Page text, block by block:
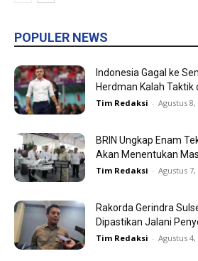
POPULER NEWS
Indonesia Gagal ke
Herdman Kalah Taktik
Tim Redaksi - Agustus 8,
BRIN Ungkap Enam
Akan Menentukan
Tim Redaksi - Agustus 7,
Rakorda Gerindra
Dipastikan Jalani
Tim Redaksi - Agustus 4,